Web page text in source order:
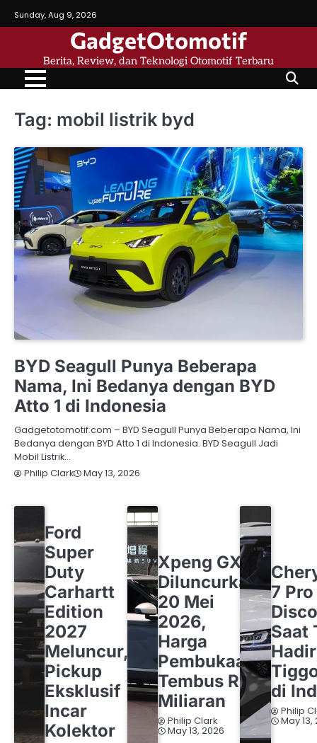
to
Sunday, Aug 9, 2026
GadgetOtomotif
Berita, Review, dan Teknologi Otomotif Terbaru
Tag: mobil listrik byd
BYD Seagull Punya Beberapa
Nama, Ini Bedanya dengan BYD
Atto 1 di Indonesia
Gadgetotomotif.com – BYD Seagull Punya Beberapa Nama, Ini
Bedanya dengan BYD Atto 1 di Indonesia. BYD Seagull Jadi
Mobil Listrik…
Philip Clark
May 13, 2026
Ford
Super
Duty
Carhartt
Edition
2027
Meluncur,
Pickup
Eksklusif
Incar
Kolektor
Xpeng GX
Diluncurkan
20 Mei
2026,
Harga
Pembukaan
Tembus Rp1
Miliaran
Philip Clark
May 13, 2026
7 Pro
Saat
di
Philip
May 13,